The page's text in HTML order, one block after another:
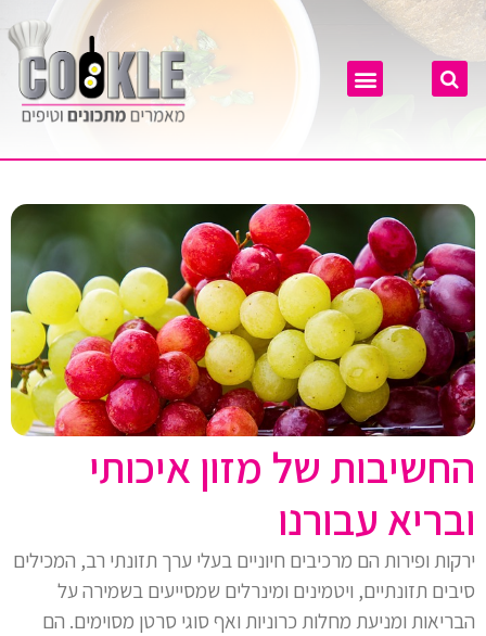
החשיבות של מזון איכותי
ובריא עבורנו
ירקות ופירות הם מרכיבים חיוניים בעלי ערך תזונתי רב, המכילים
סיבים תזונתיים, ויטמינים ומינרלים שמסייעים בשמירה על
הבריאות ומניעת מחלות כרוניות ואף סוגי סרטן מסוימים. הם